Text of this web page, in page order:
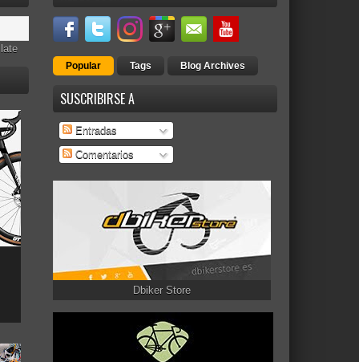
Popular Tags Blog Archives
SUSCRIBIRSE A
Entradas
Comentarios
Dbiker Store